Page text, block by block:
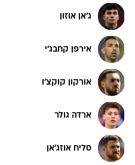
ג'אן אוזון
אירפן קחבג'י
אורקון קוקצ'ו
ארדה גולר
סליח אוזג'אן